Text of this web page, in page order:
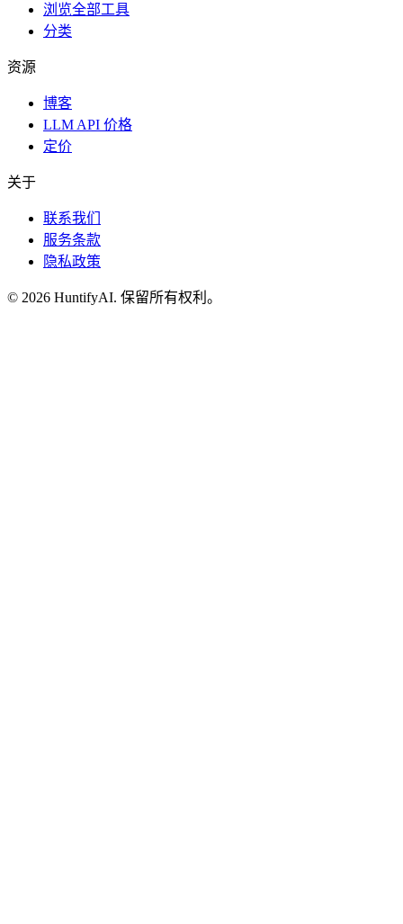
浏览全部工具
分类
资源
博客
LLM API 价格
定价
关于
联系我们
服务条款
隐私政策
© 2026 HuntifyAI. 保留所有权利。